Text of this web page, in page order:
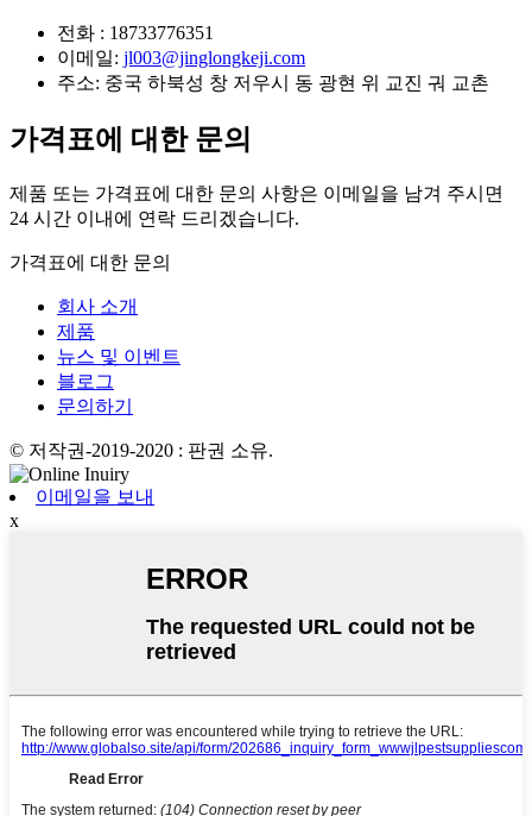
전화 : 18733776351
이메일: jl003@jinglongkeji.com
주소: 중국 하북성 창 저우시 동 광현 위 교진 궈 교촌
가격표에 대한 문의
제품 또는 가격표에 대한 문의 사항은 이메일을 남겨 주시면
24 시간 이내에 연락 드리겠습니다.
가격표에 대한 문의
회사 소개
제품
뉴스 및 이벤트
블로그
문의하기
© 저작권-2019-2020 : 판권 소유.
이메일을 보내
x